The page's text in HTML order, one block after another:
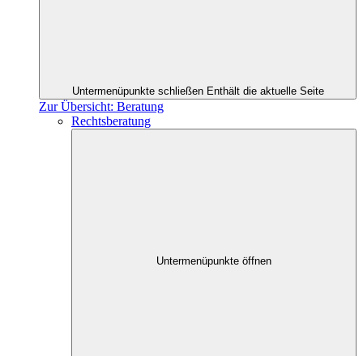
Untermenüpunkte schließen Enthält die aktuelle Seite
Zur Übersicht: Beratung
Rechtsberatung
Untermenüpunkte öffnen